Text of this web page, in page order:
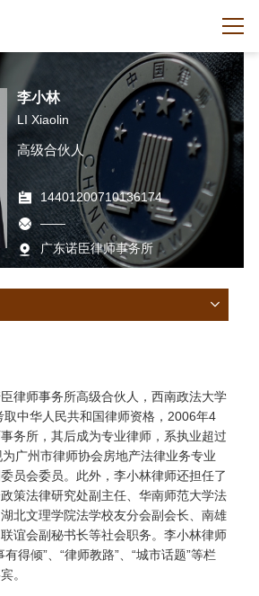
李小林
LI Xiaolin
高级合伙人
14401200710136174
——
广东诺臣律师事务所
律师事务所高级合伙人，西南政法大学
中华人民共和国律师资格，2006年4
务所，其后成为专业律师，系执业超过
广州市律师协会房地产法律业务专业
员会委员。此外，李小林律师还担任了
策法律研究处副主任、华南师范大学法
北文理学院法学校友分会副会长、南雄
谊会副秘书长等社会职务。李小林律师
得倾”、“律师教路”、“城市话题”等栏
。